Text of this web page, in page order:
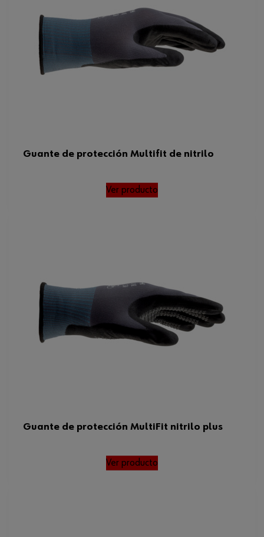
Guante de protección Multifit de nitrilo
Ver producto
Guante de protección MultiFit nitrilo plus
Ver producto